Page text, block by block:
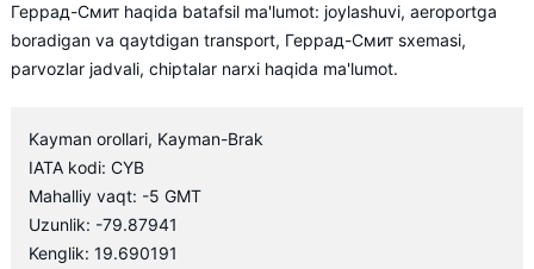
Геррад-Смит haqida batafsil ma'lumot: joylashuvi, aeroportga
boradigan va qaytdigan transport, Геррад-Смит sxemasi,
parvozlar jadvali, chiptalar narxi haqida ma'lumot.
Kayman orollari, Kayman-Brak
IATA kodi: CYB
Mahalliy vaqt: -5 GMT
Uzunlik: -79.87941
Kenglik: 19.690191